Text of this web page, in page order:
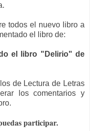
todos el nuevo libro a
el libro de:
el libro "Delirio" de
de Lectura de Letras
los comentarios y
participar.